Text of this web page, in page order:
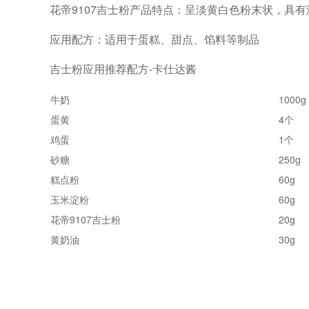
花帝9107吉士粉产品特点：呈淡黄白色粉末状，具有
应用配方：适用于蛋糕、甜点、馅料等制品
吉士粉应用推荐配方-卡仕达酱
牛奶
1000g
蛋黄
4个
鸡蛋
1个
砂糖
250g
糕点粉
60g
玉米淀粉
60g
花帝9107吉士粉
20g
黄奶油
30g